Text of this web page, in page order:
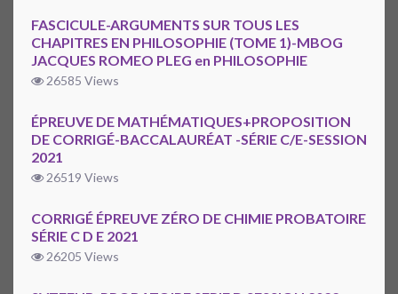
FASCICULE-ARGUMENTS SUR TOUS LES
CHAPITRES EN PHILOSOPHIE (TOME 1)-MBOG
JACQUES ROMEO PLEG en PHILOSOPHIE
26585 Views
ÉPREUVE DE MATHÉMATIQUES+PROPOSITION
DE CORRIGÉ-BACCALAURÉAT -SÉRIE C/E-SESSION
2021
26519 Views
CORRIGÉ ÉPREUVE ZÉRO DE CHIMIE PROBATOIRE
SÉRIE C D E 2021
26205 Views